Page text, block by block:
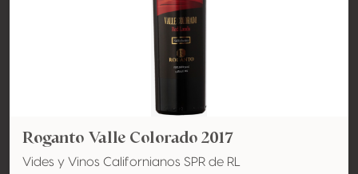
Roganto Valle Colorado 2017
Vides y Vinos Californianos SPR de RL